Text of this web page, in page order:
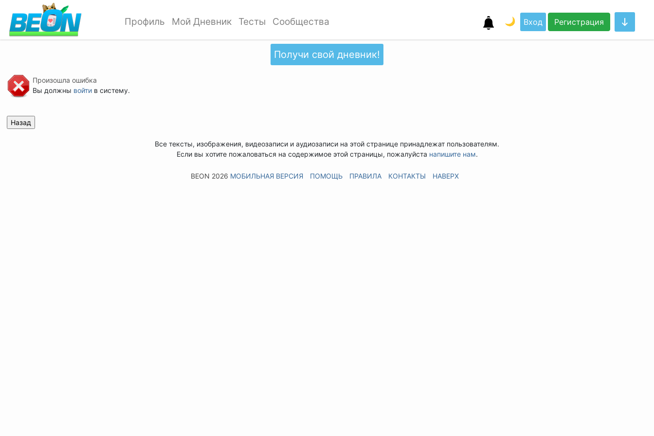
Профиль Мой Дневник Тесты Сообщества 🌙 Вход Регистрация
Получи свой дневник!
Произошла ошибка
Вы должны войтив систему.
Все тексты, изображения, видеозаписи и аудиозаписи на этой странице принадлежат пользователям.
Если вы хотите пожаловаться на содержимое этой страницы, пожалуйста напишите нам.
BEON 2026 МОБИЛЬНАЯ ВЕРСИЯ ПОМОЩЬ ПРАВИЛА КОНТАКТЫ НАВЕРХ